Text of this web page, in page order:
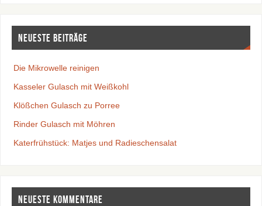
Neueste Beiträge
Die Mikrowelle reinigen
Kasseler Gulasch mit Weißkohl
Klößchen Gulasch zu Porree
Rinder Gulasch mit Möhren
Katerfrühstück: Matjes und Radieschensalat
Neueste Kommentare